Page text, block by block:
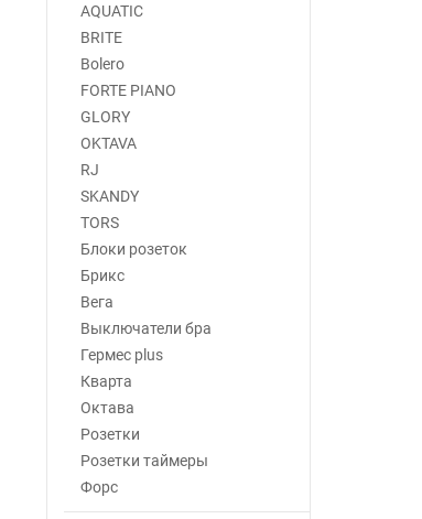
AQUATIC
BRITE
Bolero
FORTE PIANO
GLORY
OKTAVA
RJ
SKANDY
TORS
Блоки розеток
Брикс
Вега
Выключатели бра
Гермес plus
Кварта
Октава
Розетки
Розетки таймеры
Форс